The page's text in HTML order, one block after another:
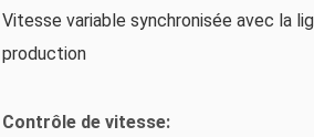
Vitesse variable synchronisée avec la
production
Contrôle de vitesse: